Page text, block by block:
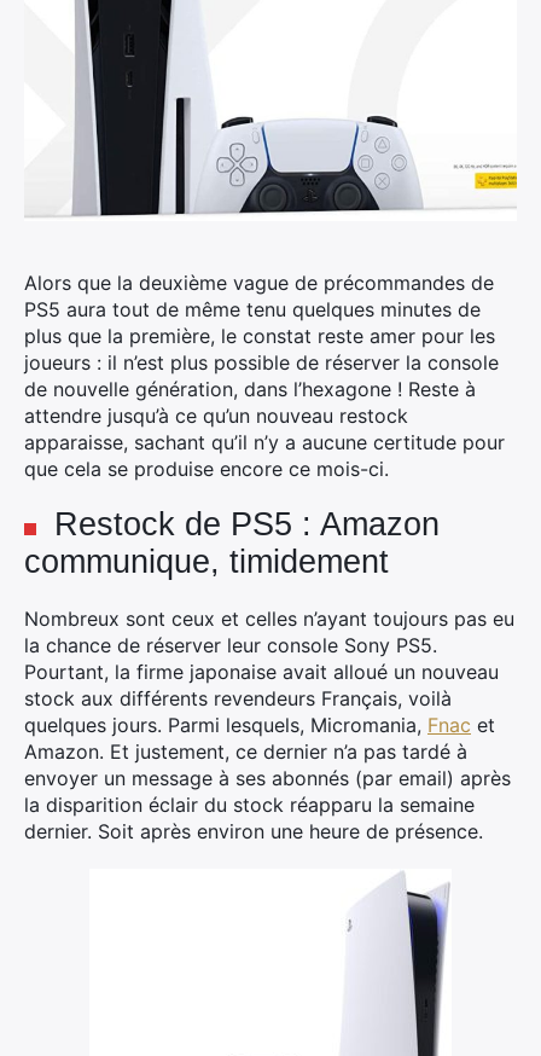
Alors que la deuxième vague de précommandes de
PS5 aura tout de même tenu quelques minutes de
plus que la première, le constat reste amer pour les
joueurs : il n’est plus possible de réserver la console
de nouvelle génération, dans l’hexagone ! Reste à
attendre jusqu’à ce qu’un nouveau restock
apparaisse, sachant qu’il n’y a aucune certitude pour
que cela se produise encore ce mois-ci.
Restock de PS5 : Amazon
communique, timidement
Nombreux sont ceux et celles n’ayant toujours pas eu
la chance de réserver leur console Sony PS5.
Pourtant, la firme japonaise avait alloué un nouveau
stock aux différents revendeurs Français, voilà
quelques jours. Parmi lesquels, Micromania, Fnac et
Amazon. Et justement, ce dernier n’a pas tardé à
envoyer un message à ses abonnés (par email) après
la disparition éclair du stock réapparu la semaine
dernier. Soit après environ une heure de présence.